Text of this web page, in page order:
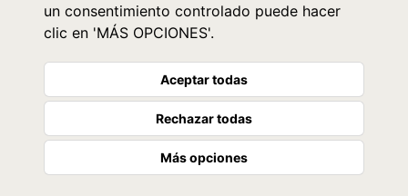
un consentimiento controlado puede hacer
clic en 'MÁS OPCIONES'.
Aceptar todas
Rechazar todas
Más opciones